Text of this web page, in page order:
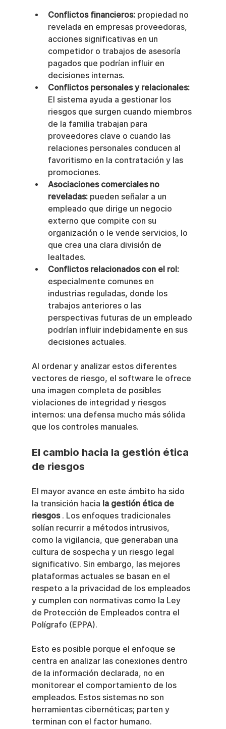
Conflictos financieros: propiedad no
revelada en empresas proveedoras,
acciones significativas en un
competidor o trabajos de asesoría
pagados que podrían influir en
decisiones internas.
Conflictos personales y relacionales:
El sistema ayuda a gestionar los
riesgos que surgen cuando miembros
de la familia trabajan para
proveedores clave o cuando las
relaciones personales conducen al
favoritismo en la contratación y las
promociones.
Asociaciones comerciales no
reveladas: pueden señalar a un
empleado que dirige un negocio
externo que compite con su
organización o le vende servicios, lo
que crea una clara división de
lealtades.
Conflictos relacionados con el rol:
especialmente comunes en
industrias reguladas, donde los
trabajos anteriores o las
perspectivas futuras de un empleado
podrían influir indebidamente en sus
decisiones actuales.
Al ordenar y analizar estos diferentes
vectores de riesgo, el software le ofrece
una imagen completa de posibles
violaciones de integridad y riesgos
internos: una defensa mucho más sólida
que los controles manuales.
El cambio hacia la gestión ética
de riesgos
El mayor avance en este ámbito ha sido
la transición hacia la gestión ética de
riesgos . Los enfoques tradicionales
solían recurrir a métodos intrusivos,
como la vigilancia, que generaban una
cultura de sospecha y un riesgo legal
significativo. Sin embargo, las mejores
plataformas actuales se basan en el
respeto a la privacidad de los empleados
y cumplen con normativas como la Ley
de Protección de Empleados contra el
Polígrafo (EPPA).
Esto es posible porque el enfoque se
centra en analizar las conexiones dentro
de la información declarada, no en
monitorear el comportamiento de los
empleados. Estos sistemas no son
herramientas cibernéticas; parten y
terminan con el factor humano.